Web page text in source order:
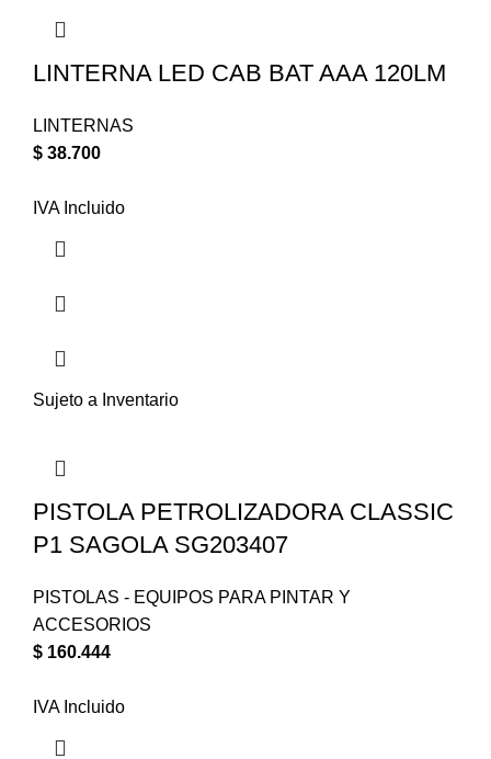
LINTERNA LED CAB BAT AAA 120LM
LINTERNAS
$ 38.700
IVA Incluido
Sujeto a Inventario
PISTOLA PETROLIZADORA CLASSIC
P1 SAGOLA SG203407
PISTOLAS - EQUIPOS PARA PINTAR Y
ACCESORIOS
$ 160.444
IVA Incluido